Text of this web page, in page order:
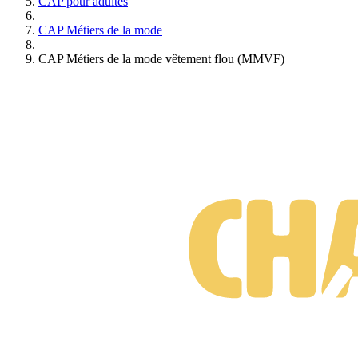
Pendant votre formation, vous accédez à diverses évaluations pour
mesurer vos compétences. Chaque devoir est corrigé par nos
formateurs avec des conseils. Pour les formations certifiantes, des
examens blancs vous préparent à l'examen final.
Selon votre formation et les disponibilités, assistez à des classes
virtuelles animées par nos formateurs sur des thèmes variés. C’est
l'occasion d'échanger avec eux et avec d'autres élèves. Assistez-y via
Vivez une expérience unique avec nos ateliers pratiques au Lab de
CAP Métiers de la mode
CAP Métiers de la mode vêtement flou (MMVF)